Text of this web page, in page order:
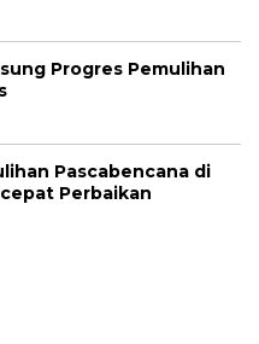
Progres Pemulihan
Pascabencana di
Perbaikan